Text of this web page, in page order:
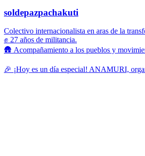
soldepazpachakuti
Colectivo internacionalista en aras de la
✊ 27 años de militancia.
🛖 Acompañamiento a los pueblos y
🎉 ¡Hoy es un día especial! ANAMURI,